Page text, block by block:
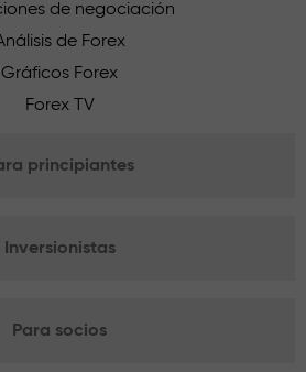
de negociación
de Forex
Gráficos Forex
Forex TV
principiantes
Inversionistas
Para socios